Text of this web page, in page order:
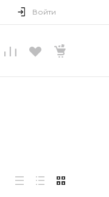
Войти